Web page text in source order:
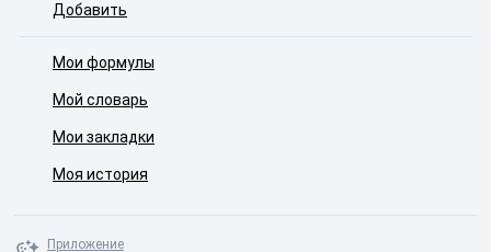
Добавить
Мои формулы
Мой словарь
Мои закладки
Моя история
Приложение